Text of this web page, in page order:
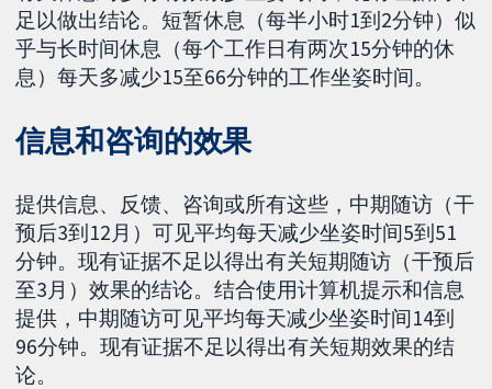
足以做出结论。短暂休息（每半小时1到2分钟）似
乎与长时间休息（每个工作日有两次15分钟的休
息）每天多减少15至66分钟的工作坐姿时间。
信息和咨询的效果
提供信息、反馈、咨询或所有这些，中期随访（干
预后3到12月）可见平均每天减少坐姿时间5到51
分钟。现有证据不足以得出有关短期随访（干预后
至3月）效果的结论。结合使用计算机提示和信息
提供，中期随访可见平均每天减少坐姿时间14到
96分钟。现有证据不足以得出有关短期效果的结
论。